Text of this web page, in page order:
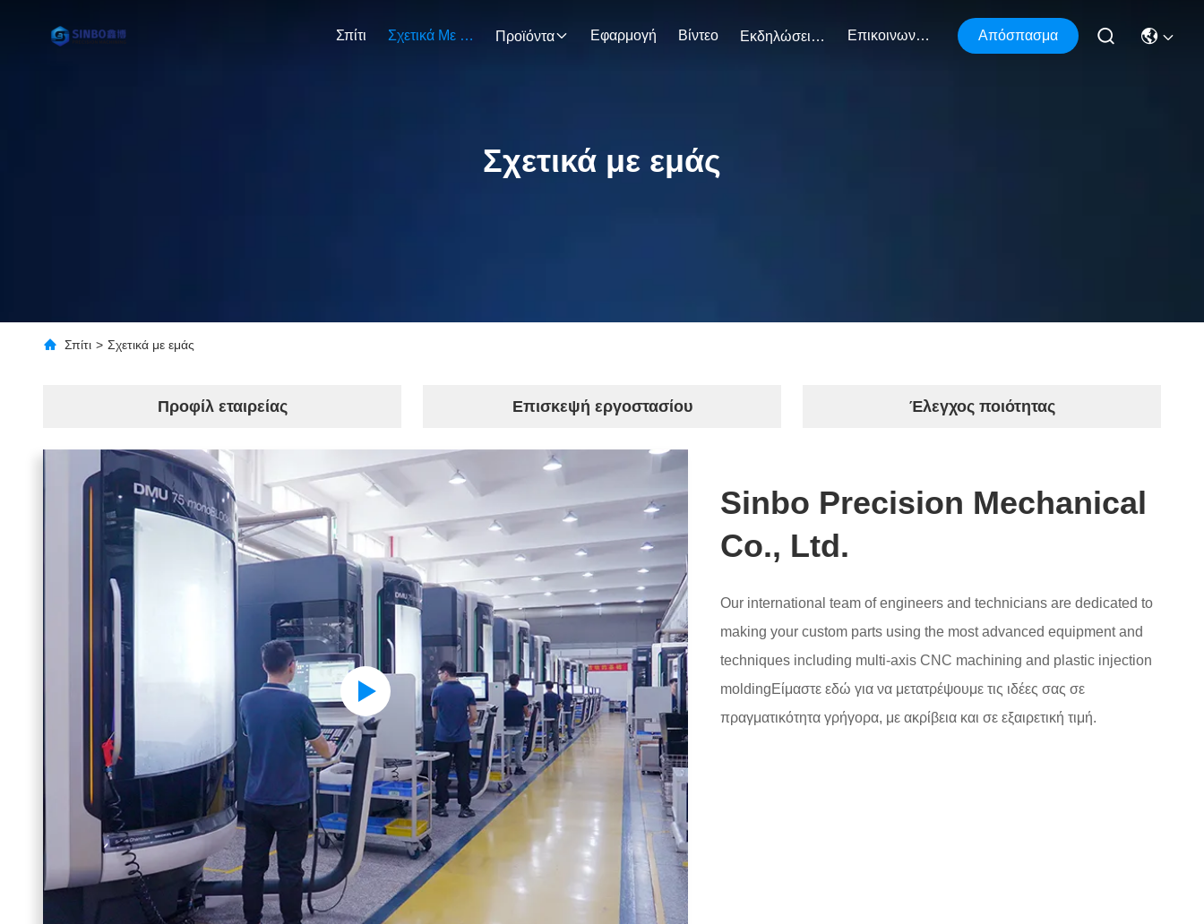
Σπίτι Σχετικά Με Εμάς Προϊόντα Εφαρμογή Βίντεο Εκδηλώσεις Επικοινωνήστε Μαζί Μας Απόσπασμα
Σχετικά με εμάς
Σπίτι > Σχετικά με εμάς
Προφίλ εταιρείας Επισκεψή εργοστασίου Έλεγχος ποιότητας
Sinbo Precision Mechanical
Co., Ltd.
Our international team of engineers and technicians are dedicated to
making your custom parts using the most advanced equipment and
techniques including multi-axis CNC machining and plastic injection
moldingΕίμαστε εδώ για να μετατρέψουμε τις ιδέες σας σε
πραγματικότητα γρήγορα, με ακρίβεια και σε εξαιρετική τιμή.